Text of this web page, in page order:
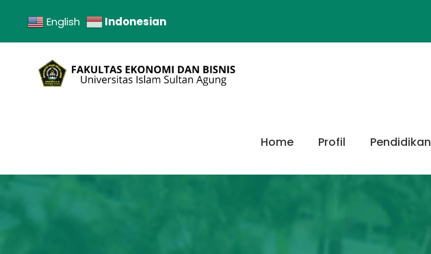
English Indonesian
Home Profil Pendidikan